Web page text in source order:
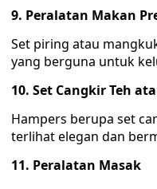
9. Peralatan Makan
Set piring atau
yang berguna untuk
10. Set Cangkir Teh
Hampers berupa set
terlihat elegan dan
11. Peralatan Masak